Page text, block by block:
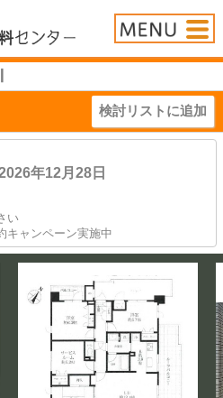
検討リストに追加
年12月28日
い
キャンペーン実施中